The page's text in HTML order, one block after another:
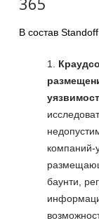
В состав
компаний-
баунти,